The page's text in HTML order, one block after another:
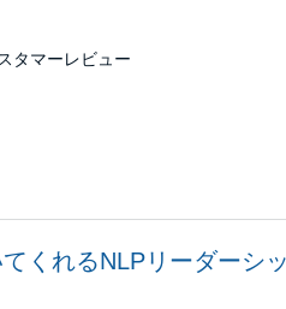
タマーレビュー
くれるNLPリーダーシッ